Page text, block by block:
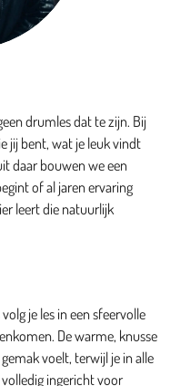
drumles dat te zijn. Bij
jij bent, wat je leuk vindt
daar bouwen we een
of al jaren ervaring
leert die natuurlijk
je les in een sfeervolle
De warme, knusse
voelt, terwijl je in alle
ingericht voor